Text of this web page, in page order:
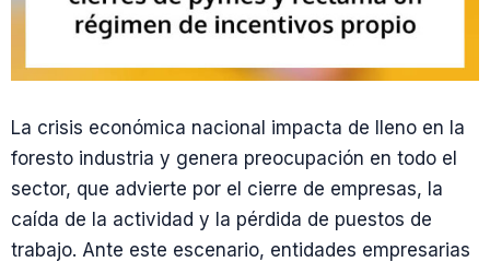
La crisis económica nacional impacta de lleno en la
foresto industria y genera preocupación en todo el
sector, que advierte por el cierre de empresas, la
caída de la actividad y la pérdida de puestos de
trabajo. Ante este escenario, entidades empresarias